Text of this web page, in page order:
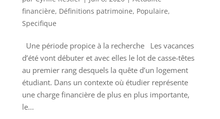
financière, Définitions patrimoine, Populaire,
Specifique
Une période propice à la recherche Les vacances
d’été vont débuter et avec elles le lot de casse-têtes
au premier rang desquels la quête d’un logement
étudiant. Dans un contexte où étudier représente
une charge financière de plus en plus importante,
le...